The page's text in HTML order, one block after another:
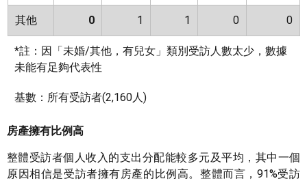
其他 0 1 1 0 0
*註：因「未婚/其他，有兒女」類別受訪人數太少，數據
未能有足夠代表性
基數：所有受訪者(2,160人)
房產擁有比例高
整體受訪者個人收入的支出分配能較多元及平均，其中一個
原因相信是受訪者擁有房產的比例高。整體而言，91%受訪